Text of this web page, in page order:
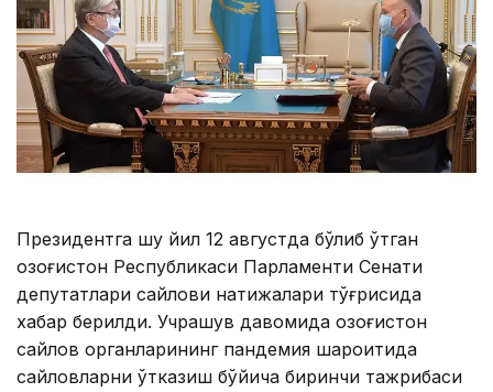
Президентга шу йил 12 августда бўлиб ўтган
Қозоғистон Республикаси Парламенти Сенати
депутатлари сайлови натижалари тўғрисида
хабар берилди. Учрашув давомида Қозоғистон
сайлов органларининг пандемия шароитида
сайловларни ўтказиш бўйича биринчи тажрибаси